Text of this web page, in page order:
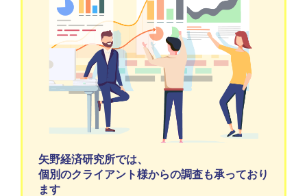
矢野経済研究所では、
個別のクライアント様からの調査も承っており
ます